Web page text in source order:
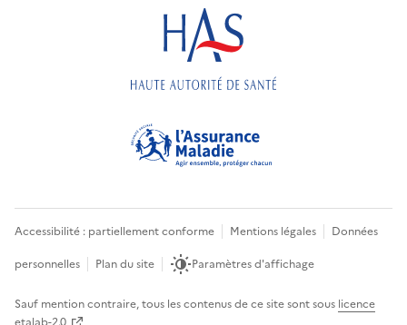
Accessibilité : partiellement conforme Mentions légales
Données
personnelles
Plan du site Paramètres d'affichage
Sauf mention contraire, tous les contenus de ce site sont sous licence